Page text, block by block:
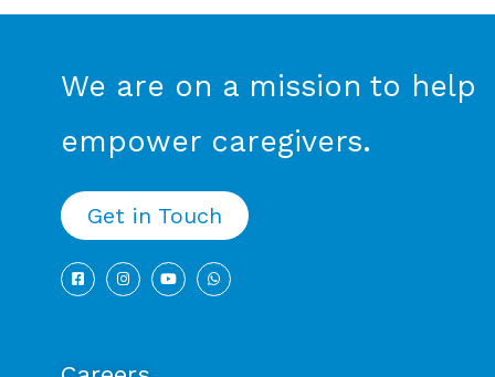
We are on a mission to help
empower caregivers.
Get in Touch